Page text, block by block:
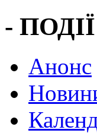
-
Анонс